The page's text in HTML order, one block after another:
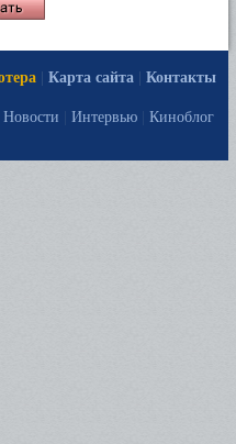
Карта сайта
Контакты
Новости Интервью Киноблог